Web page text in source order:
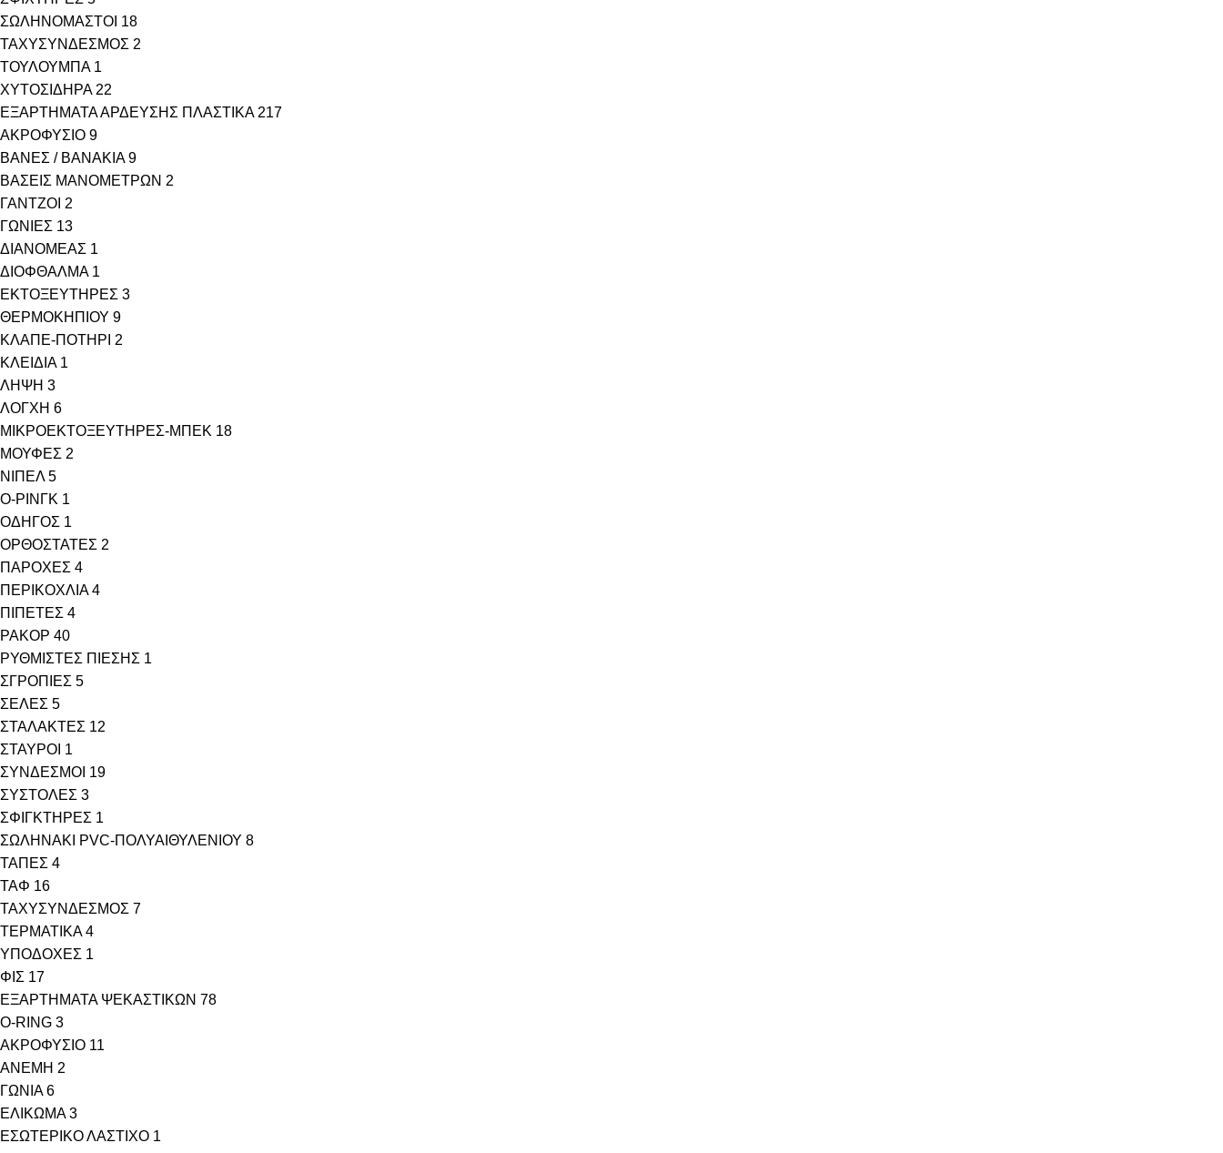
ΣΩΛΗΝΟΜΑΣΤΟΙ 18
ΤΑΧΥΣΥΝΔΕΣΜΟΣ 2
ΤΟΥΛΟΥΜΠΑ 1
ΧΥΤΟΣΙΔΗΡΑ 22
ΕΞΑΡΤΗΜΑΤΑ ΑΡΔΕΥΣΗΣ ΠΛΑΣΤΙΚΑ 217
ΑΚΡΟΦΥΣΙΟ 9
ΒΑΝΕΣ / ΒΑΝΑΚΙΑ 9
ΒΑΣΕΙΣ ΜΑΝΟΜΕΤΡΩΝ 2
ΓΑΝΤΖΟΙ 2
ΓΩΝΙΕΣ 13
ΔΙΑΝΟΜΕΑΣ 1
ΔΙΟΦΘΑΛΜΑ 1
ΕΚΤΟΞΕΥΤΗΡΕΣ 3
ΘΕΡΜΟΚΗΠΙΟΥ 9
ΚΛΑΠΕ-ΠΟΤΗΡΙ 2
ΚΛΕΙΔΙΑ 1
ΛΗΨΗ 3
ΛΟΓΧΗ 6
ΜΙΚΡΟΕΚΤΟΞΕΥΤΗΡΕΣ-ΜΠΕΚ 18
ΜΟΥΦΕΣ 2
ΝΙΠΕΛ 5
Ο-ΡΙΝΓΚ 1
ΟΔΗΓΟΣ 1
ΟΡΘΟΣΤΑΤΕΣ 2
ΠΑΡΟΧΕΣ 4
ΠΕΡΙΚΟΧΛΙΑ 4
ΠΙΠΕΤΕΣ 4
ΡΑΚΟΡ 40
ΡΥΘΜΙΣΤΕΣ ΠΙΕΣΗΣ 1
ΣΓΡΟΠΙΕΣ 5
ΣΕΛΕΣ 5
ΣΤΑΛΑΚΤΕΣ 12
ΣΤΑΥΡΟΙ 1
ΣΥΝΔΕΣΜΟΙ 19
ΣΥΣΤΟΛΕΣ 3
ΣΦΙΓΚΤΗΡΕΣ 1
ΣΩΛΗΝΑΚΙ PVC-ΠΟΛΥΑΙΘΥΛΕΝΙΟΥ 8
ΤΑΠΕΣ 4
ΤΑΦ 16
ΤΑΧΥΣΥΝΔΕΣΜΟΣ 7
ΤΕΡΜΑΤΙΚΑ 4
ΥΠΟΔΟΧΕΣ 1
ΦΙΣ 17
ΕΞΑΡΤΗΜΑΤΑ ΨΕΚΑΣΤΙΚΩΝ 78
O-RING 3
ΑΚΡΟΦΥΣΙΟ 11
ΑΝΕΜΗ 2
ΓΩΝΙΑ 6
ΕΛΙΚΩΜΑ 3
ΕΣΩΤΕΡΙΚΟ ΛΑΣΤΙΧΟ 1